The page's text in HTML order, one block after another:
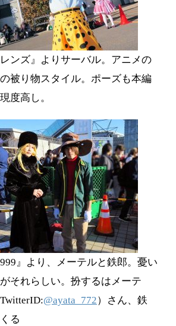
ンズ』よりサーバル。アニメの
被り物スタイル。ポーズも本編
度高し。
』より、メーテルと鉄郎。憂い
それらしい。扮するはメーテ
@ayata_772）さん、鉄
る